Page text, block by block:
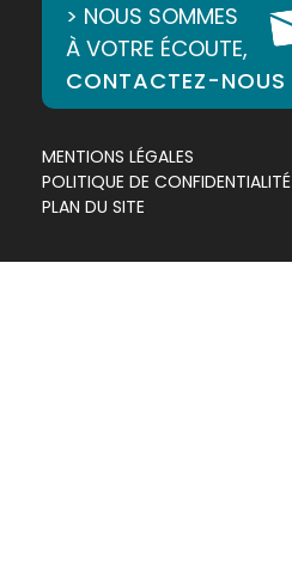
> NOUS SOMMES
À VOTRE ÉCOUTE,
CONTACTEZ-NOUS
MENTIONS LÉGALES
POLITIQUE DE CONFIDENTIALITÉ
PLAN DU SITE